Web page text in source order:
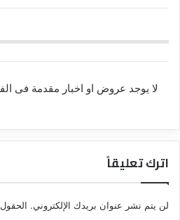
لا يوجد عروض او اخبار مقدمة فى
اترك تعليقاً
لن يتم نشر عنوان بريدك الإلكتروني. الحقول